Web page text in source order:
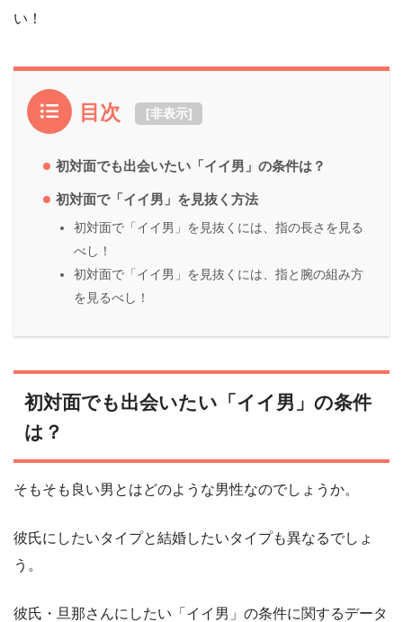
い！
目次 [非表示]
初対面でも出会いたい「イイ男」の条件は？
初対面で「イイ男」を見抜く方法
初対面で「イイ男」を見抜くには、指の長さを見る
べし！
初対面で「イイ男」を見抜くには、指と腕の組み方
を見るべし！
初対面でも出会いたい「イイ男」の条件
は？
そもそも良い男とはどのような男性なのでしょうか。
彼氏にしたいタイプと結婚したいタイプも異なるでしょ
う。
彼氏・旦那さんにしたい「イイ男」の条件に関するデータ